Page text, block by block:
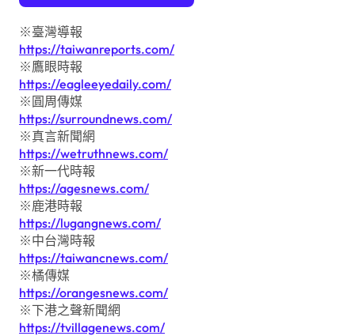
※臺灣導報
https://taiwanreports.com/
※鷹眼時報
https://eagleeyedaily.com/
※圓周傳媒
https://surroundnews.com/
※真言新聞網
https://wetruthnews.com/
※新一代時報
https://agesnews.com/
※鹿港時報
https://lugangnews.com/
※中台灣時報
https://taiwancnews.com/
※橘傳媒
https://orangesnews.com/
※下港之聲新聞網
https://tvillagenews.com/